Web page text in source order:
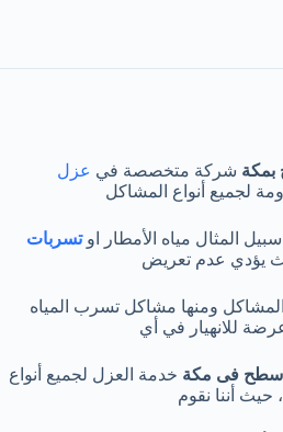
شركة متخصصة في عزل
لجميع أنواع المشاكل
المثال مياه الأمطار او تسربات
يؤدي عدم تعريض
ومنها مشاكل تسرب المياه
للانهيار في أي
فى مكة خدمة العزل لجميع أنواع
حيث أننا نقوم